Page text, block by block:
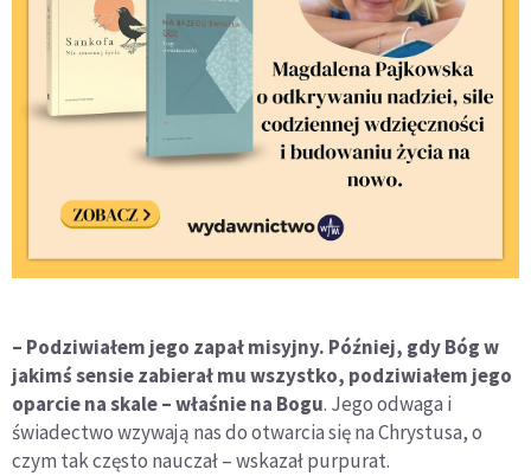
– Podziwiałem jego zapał misyjny. Później, gdy Bóg w
jakimś sensie zabierał mu wszystko, podziwiałem jego
oparcie na skale – właśnie na Bogu. Jego odwaga i
świadectwo wzywają nas do otwarcia się na Chrystusa, o
czym tak często nauczał – wskazał purpurat.